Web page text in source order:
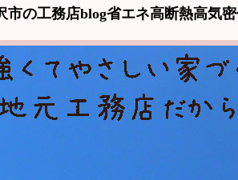
市の工務店blog省エネ高断熱高気